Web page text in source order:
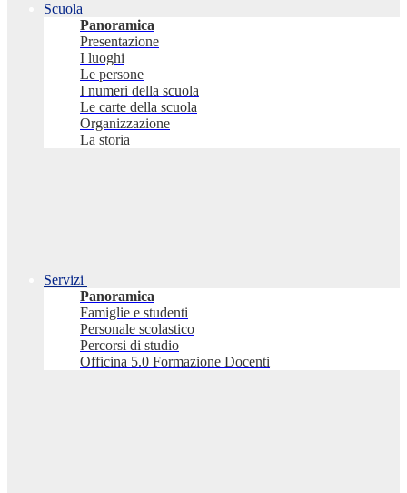
Scuola
Panoramica
Presentazione
I luoghi
Le persone
I numeri della scuola
Le carte della scuola
Organizzazione
La storia
Servizi
Panoramica
Famiglie e studenti
Personale scolastico
Percorsi di studio
Officina 5.0 Formazione Docenti